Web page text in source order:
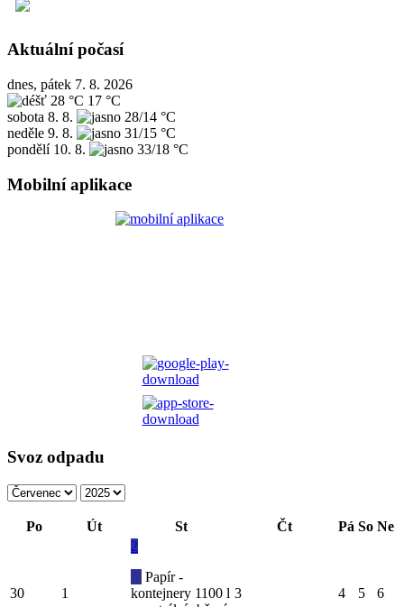
Aktuální počasí
dnes, pátek 7. 8. 2026
28 °C 17 °C
sobota 8. 8.
28/14 °C
neděle 9. 8.
31/15 °C
pondělí 10. 8. 33/18 °C
Mobilní aplikace
Svoz odpadu
Po Út St Čt Pá So Ne
30 1
2
Papír -
kontejnery 1100 l 3 4 5 6